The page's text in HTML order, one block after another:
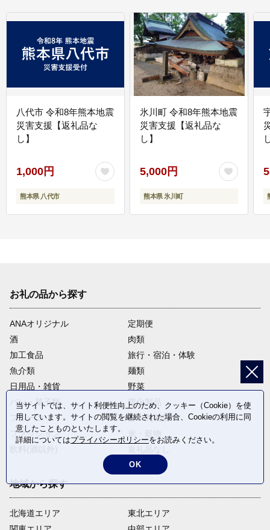
八代市 令和8年熊本地震
災害支援【返礼品な
し】
1,000円
熊本県 八代市
氷川町 令和8年熊本地震
災害支援【返礼品な
し】
5,000円
熊本県 氷川町
お礼の品から探す
ANAオリジナル
定期便
酒
肉類
加工食品
旅行・宿泊・体験
魚介類
麺類
日用品・雑貨
野菜
パン・菓子類
電化製品
フルーツ
卵・乳製品
ファッション
地域から探す
北海道エリア
東北エリア
当サイトでは、サイト利便性向上のため、クッキー（Cookie）を使
用しています。サイトの閲覧を継続された場合、Cookieの利用に同
意したことものといたします。
詳細についてはプライバシーポリシーをお読みください。
OK